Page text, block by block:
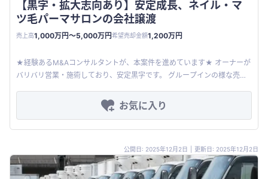
【黒字・拡大志向あり】安定成長、ネイル・マ
ツ毛パーマサロンの会社譲渡
売上高1,000万円〜5,000万円希望売却金額1,200万円
★経験あるM&Aコンサルタントが、本案件を進めています★ オーナーが
バリバリ営業・施術しており、安定黒字です。 グループインの様な売却
お気に入り
公開日: 2025年12月2日 更新日: 2025年12月2日